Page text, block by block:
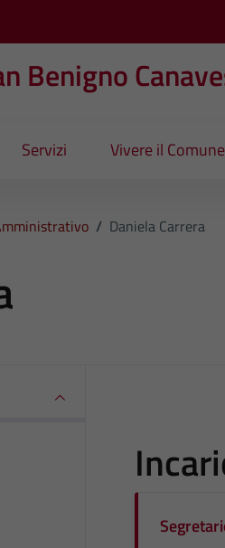
Benigno
Servizi Vivere il Comune
/ Daniela Carrera